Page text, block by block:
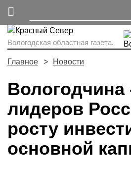
Вологодская областная газета.
Главное Новости
Вологодчина
лидеров
росту
основной